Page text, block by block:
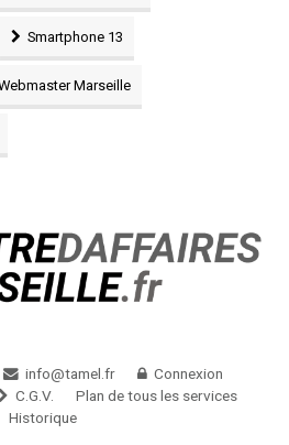
Smartphone 13
Marseille
info@tamel.fr
Connexion
C.G.V.
Plan de tous les services
Historique